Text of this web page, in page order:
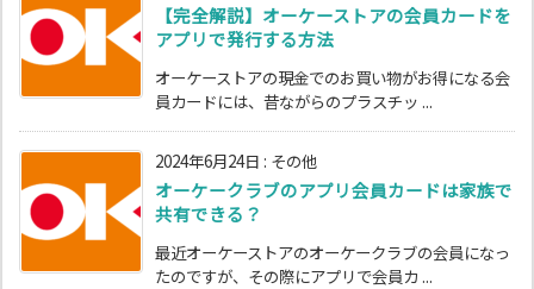
【完全解説】オーケーストアの会員カードを
アプリで発行する方法
オーケーストアの現金でのお買い物がお得になる会
員カードには、昔ながらのプラスチッ ...
2024年6月24日 : その他
オーケークラブのアプリ会員カードは家族で
共有できる？
最近オーケーストアのオーケークラブの会員になっ
たのですが、その際にアプリで会員カ ...